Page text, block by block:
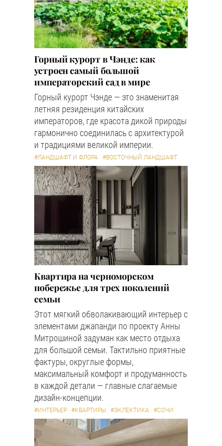
Горный курорт в Чэнде: как
устроен самый большой
императорский сад в мире
Горный курорт Чэнде — это знаменитая
летняя резиденция китайских
императоров, где красота дикой природы
гармонично соединилась с архитектурой
и традициями великой империи.
#ЛАНДШАФТ И ФЛОРА #ВОСТОЧНЫЙ ЛАНДШАФТ
Квартира на черноморском
побережье для трех поколений
семьи
Этот мягкий обволакивающий интерьер с
элементами джапанди по проекту Анны
Митрошиной задуман как место отдыха
для большой семьи. Тактильно приятные
фактуры, округлые формы,
максимальный комфорт и продуманность
в каждой детали — главные слагаемые
дизайн-концепции.
#ИНТЕРЬЕР #КВАРТИРЫ #ЭКЛЕКТИКА #СОЧИ